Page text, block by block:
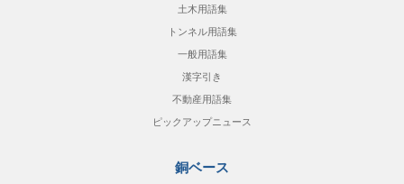
土木用語集
トンネル用語集
一般用語集
漢字引き
不動産用語集
ピックアップニュース
銅ベース